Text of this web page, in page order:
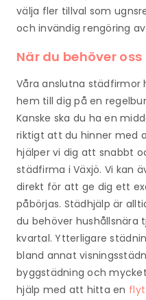
välja fler tillval som
och invändig rengöring
När du behöver oss
Våra anslutna städfirmor
hem till dig på en
Kanske ska du ha en
riktigt att du hinner med
hjälper vi dig att snabbt
städfirma i Växjö. Vi kan
direkt för att ge dig ett
påbörjas. Städhjälp är
du behöver hushållsnära
kvartal. Ytterligare
bland annat
byggstädning och
hjälp med att hitta en